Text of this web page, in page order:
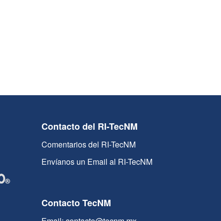
Contacto del RI-TecNM
Comentarios del RI-TecNM
Envíanos un Email al RI-TecNM
Contacto TecNM